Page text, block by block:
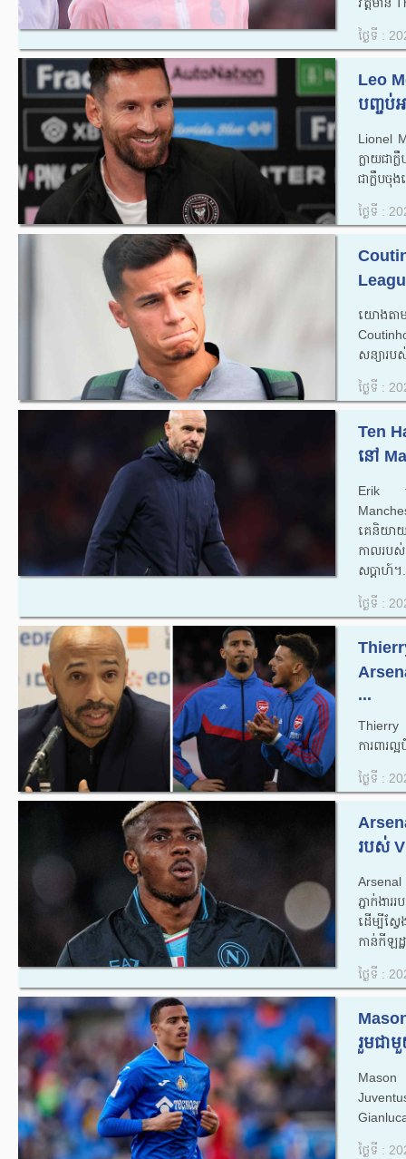
ថ្ងៃទី :
Leo
បញ្ចប់
Lionel
ក្លាយជា
ជាក្លឹបចុ
ថ្ងៃទី :
យោងតា
សន្យារប
ថ្ងៃទី :
Ten
នៅ
Erik
គេ​និយាយ​
កាល​របស់​
សប្តាហ៍។
ថ្ងៃទី :
...
Thierry
ការពារ
ថ្ងៃទី :
របស់
ភ្នាក់ងា
ដើម្បីស្វ
កាន់កីឡដ្
ថ្ងៃទី :
រួមជា
ថ្ងៃទី :